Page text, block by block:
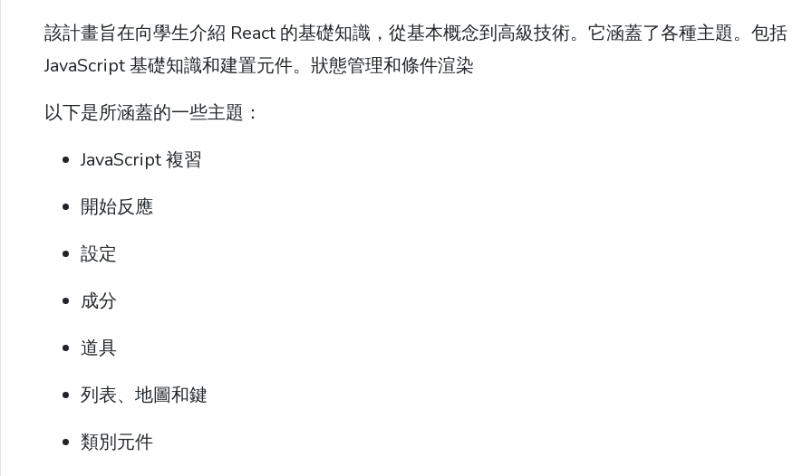
該計畫旨在向學生介紹 React 的基礎知識，從基本概念到高級技術。它涵蓋了各種主題。包括
JavaScript 基礎知識和建置元件。狀態管理和條件渲染
以下是所涵蓋的一些主題：
JavaScript 複習
開始反應
設定
成分
道具
列表、地圖和鍵
類別元件